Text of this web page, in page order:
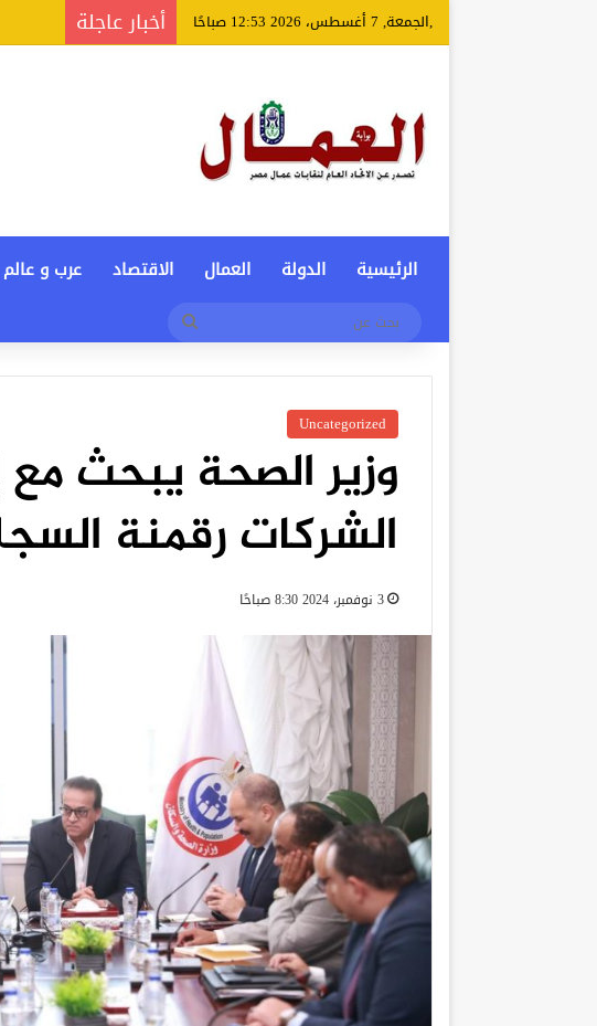
,الجمعة, 7 أغسطس، 2026 12:53 صباحًا أخبار عاجلة
الرئيسية الدولة العمال الاقتصاد عرب و عالم
Uncategorized
وزير الصحة يبحث
الشركات رقمنة
3 نوفمبر، 2024 8:30 صباحًا